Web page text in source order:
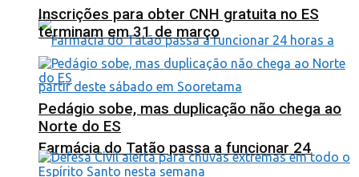
Farmácia do Tatão passa a funcionar 24
Inscrições para obter CNH gratuita no ES
terminam em 31 de março
Pedágio sobe, mas duplicação não chega ao
Norte do ES